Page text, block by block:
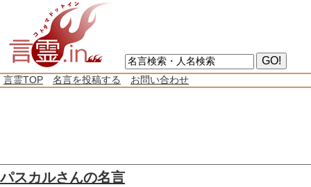
言霊TOP 名言を投稿する お問い合わせ
パスカルさんの名言